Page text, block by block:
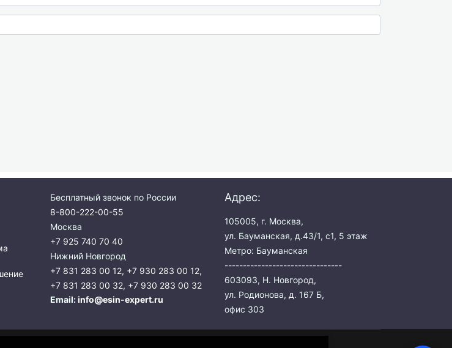
Бесплатный звонок по России
8-800-222-00-55
Москва
+7 925 740 70 40
Нижний Новгород
+7 831 283 00 12, +7 930 283 00 12,
+7 831 283 00 32, +7 930 283 00 32
Email:info@esin-expert.ru
Адрес:
105005, г. Москва,
ул. Бауманская, д.43/1, с1, 5 этаж
Метро: Бауманская
--------------------------------
603093, Н. Новгород,
ул. Родионова, д. 167 Б,
офис 303